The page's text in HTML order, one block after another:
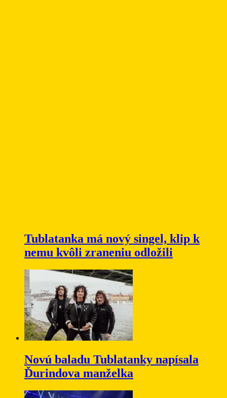
Tublatanka má nový singel, klip k
nemu kvôli zraneniu odložili
Novú baladu Tublatanky napísala
Ďurindova manželka